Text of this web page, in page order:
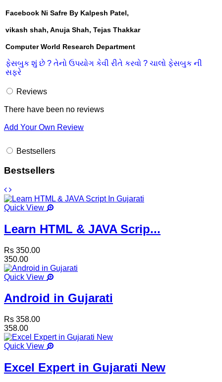
Facebook Ni Safre By Kalpesh Patel,
vikash shah, Anuja Shah, Tejas Thakkar
Computer World Research Department
ફેસબુક શું છે ? તેનો ઉપયોગ કેવી રીતે કરવો ? ચાલો ફેસબુક ની
સફરે
Reviews
There have been no reviews
Add Your Own Review
Bestsellers
Bestsellers
Quick View
Learn HTML & JAVA Scrip...
Rs 350.00
350.00
Quick View
Android in Gujarati
Rs 358.00
358.00
Quick View
Excel Expert in Gujarati New